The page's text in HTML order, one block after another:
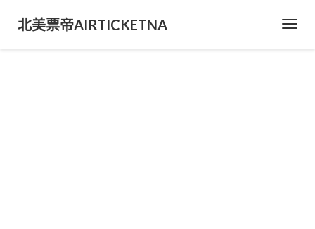
北美票帝AIRTICKETNA